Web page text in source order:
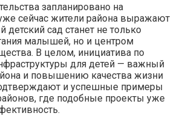
запланировано на
сейчас жители района выражают
детский сад станет не только
малышей, но и центром
В целом, инициатива по
для детей — важный
и повышению качества жизни
и успешные примеры
где подобные проекты уже